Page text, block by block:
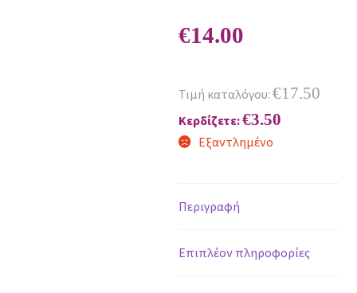
€14.00
Τιμή καταλόγου: €17.50
Κερδίζετε:€3.50
Εξαντλημένο
Περιγραφή
Επιπλέον πληροφορίες